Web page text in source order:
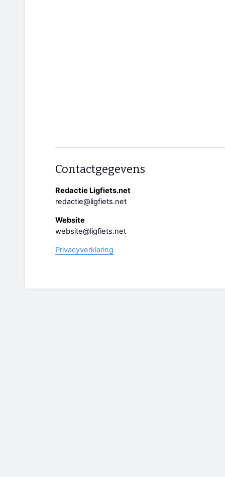
Contactgegevens
Redactie Ligfiets.net
redactie@ligfiets.net
Website
website@ligfiets.net
Privacyverklaring